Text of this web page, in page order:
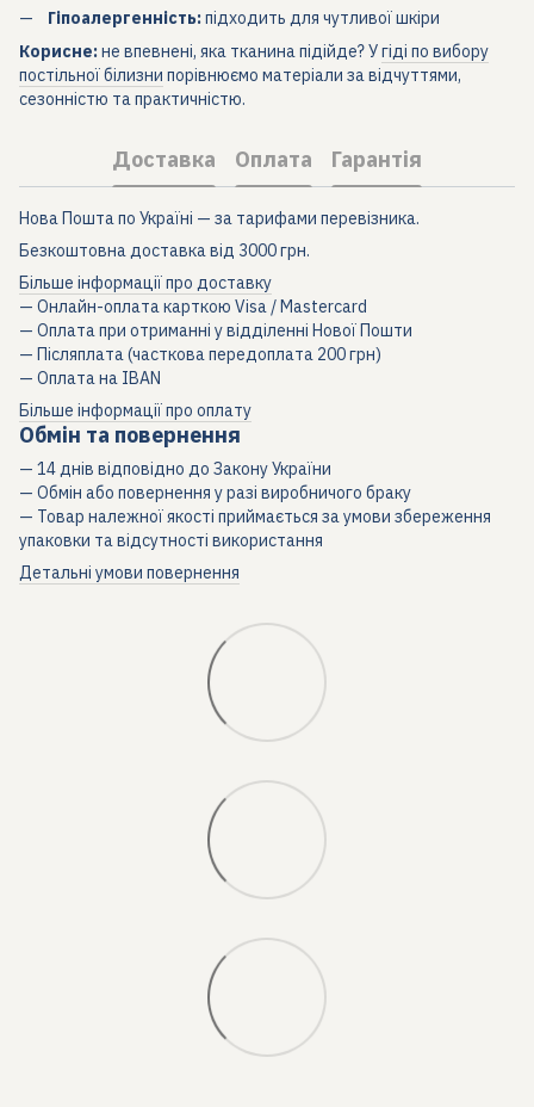
Гіпоалергенність:підходить для чутливої шкіри
Корисне:не впевнені, яка тканина підійде? Угіді по вибору
постільної білизни порівнюємо матеріали за відчуттями,
сезонністю та практичністю.
Доставка Оплата Гарантія
Нова Пошта по Україні — за тарифами перевізника.
Безкоштовна доставка від 3000 грн.
Більше інформації про доставку
— Онлайн-оплата карткою Visa / Mastercard
— Оплата при отриманні у відділенні Нової Пошти
— Післяплата (часткова передоплата 200 грн)
— Оплата на IBAN
Більше інформації про оплату
Обмін та повернення
— 14 днів відповідно до Закону України
— Обмін або повернення у разі виробничого браку
— Товар належної якості приймається за умови збереження
упаковки та відсутності використання
Детальні умови повернення